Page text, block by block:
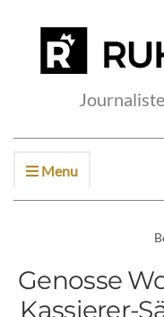
Menu
Genosse
Kassierer-